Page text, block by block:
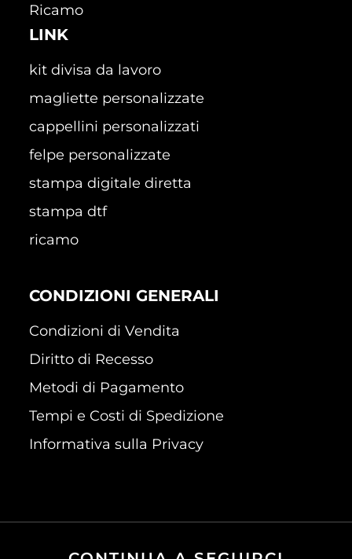
Ricamo
LINK
kit divisa da lavoro
magliette personalizzate
cappellini personalizzati
felpe personalizzate
stampa digitale diretta
stampa dtf
ricamo
CONDIZIONI GENERALI
Condizioni di Vendita
Diritto di Recesso
Metodi di Pagamento
Tempi e Costi di Spedizione
Informativa sulla Privacy